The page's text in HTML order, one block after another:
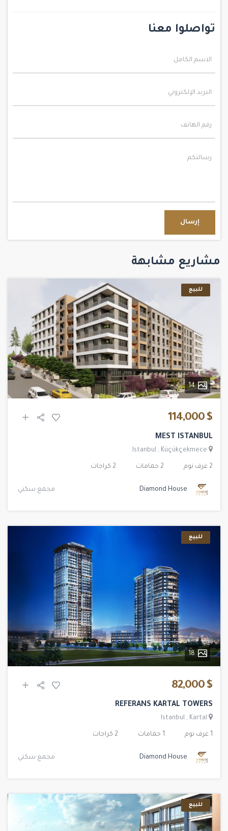
تواصلوا معنا
إرسال
مشاريع مشابهة
للبيع
14
$ 114,000
MEST ISTANBUL
Istanbul , Küçükçekmece
2 غرف نوم 2 حمامات 2 كراجات
Diamond House مجمع سكني
للبيع
18
$ 82,000
REFERANS KARTAL TOWERS
Istanbul , Kartal
1 غرف نوم 1 حمامات 2 كراجات
Diamond House مجمع سكني
للبيع